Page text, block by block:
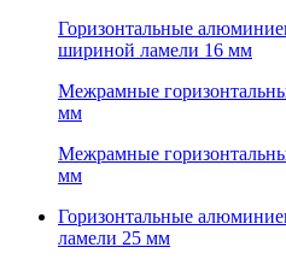
Горизонтальные
шириной ламели 16 мм
Межрамные
мм
Межрамные
мм
Горизонтальные
ламели 25 мм